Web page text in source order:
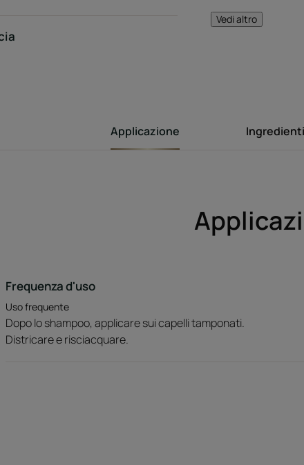
Benefici
Disponibile in
Vedi altro
Applicazione Ingredienti
Frequenza d'uso
Uso frequente
Dopo lo shampoo, applicare sui capelli tamponati.
Districare e risciacquare.